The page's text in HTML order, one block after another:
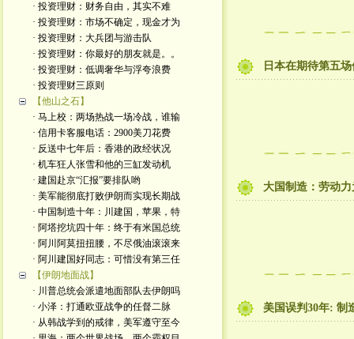
· 投资理财：财务自由，其实不难
· 投资理财：市场不确定，现金才为
· 投资理财：大兵团与游击队
· 投资理财：你最好的朋友就是。。
· 投资理财：低调奢华与浮夸浪费
· 投资理财三原则
【他山之石】
· 马上校：两场热战一场冷战，谁输
· 信用卡客服电话：2900美刀花费
· 反送中七年后：香港的政经状况
· 机车狂人张雪和他的三缸发动机
· 建国赴京“汇报”要排队哟
· 美军能彻底打败伊朗而实现长期战
· 中国制造十年：川建国，苹果，特
· 阿塔挖坑四十年：终于有米国总统
· 阿川阿莫扭扭腰，不尽俄油滚滚来
· 阿川建国好同志：可惜没有第三任
【伊朗地面战】
· 川普总统会派遣地面部队去伊朗吗
· 小泽：打通欧亚战争的任督二脉
· 从韩战学到的戒律，美军遵守至今
日本在期待第五
大国制造：劳动
美国误判30年: 制